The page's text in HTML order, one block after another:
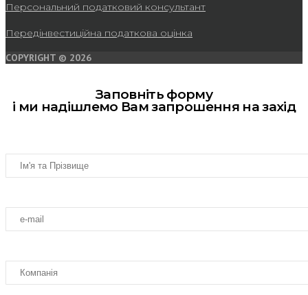
Персональний податковий консультант
Передінвестиційна податкова оцінка
COPYRIGHT © 2026
Заповніть форму
і ми надішлемо Вам запрошення на захід